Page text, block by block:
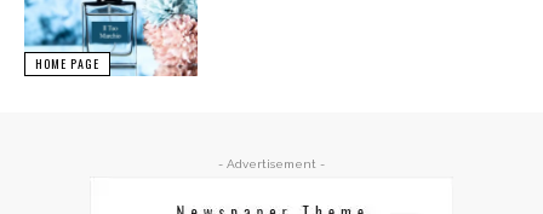
HOME PAGE
- Advertisement -